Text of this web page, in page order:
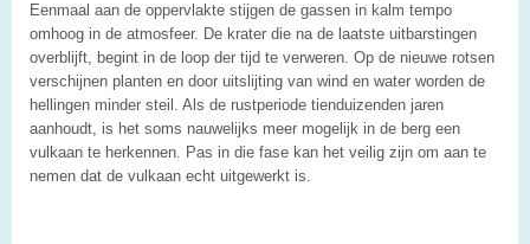
Eenmaal aan de oppervlakte stijgen de gassen in kalm tempo
omhoog in de atmosfeer. De krater die na de laatste uitbarstingen
overblijft, begint in de loop der tijd te verweren. Op de nieuwe rotsen
verschijnen planten en door uitslijting van wind en water worden de
hellingen minder steil. Als de rustperiode tienduizenden jaren
aanhoudt, is het soms nauwelijks meer mogelijk in de berg een
vulkaan te herkennen. Pas in die fase kan het veilig zijn om aan te
nemen dat de vulkaan echt uitgewerkt is.